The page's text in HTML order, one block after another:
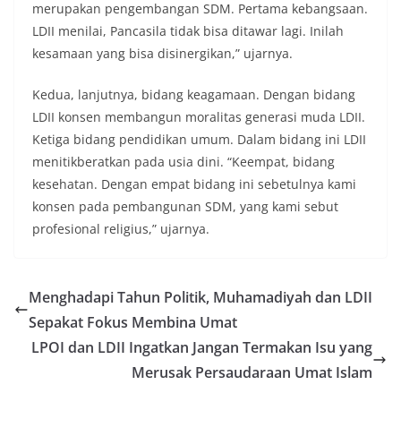
merupakan pengembangan SDM. Pertama kebangsaan.
LDII menilai, Pancasila tidak bisa ditawar lagi. Inilah
kesamaan yang bisa disinergikan,” ujarnya.
Kedua, lanjutnya, bidang keagamaan. Dengan bidang
LDII konsen membangun moralitas generasi muda LDII.
Ketiga bidang pendidikan umum. Dalam bidang ini LDII
menitikberatkan pada usia dini. “Keempat, bidang
kesehatan. Dengan empat bidang ini sebetulnya kami
konsen pada pembangunan SDM, yang kami sebut
profesional religius,” ujarnya.
Menghadapi Tahun Politik, Muhamadiyah dan LDII
Sepakat Fokus Membina Umat
LPOI dan LDII Ingatkan Jangan Termakan Isu yang
Merusak Persaudaraan Umat Islam